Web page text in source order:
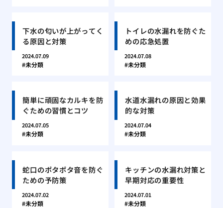
下水の匂いが上がってく
る原因と対策
2024.07.09
未分類
トイレの水漏れを防ぐた
めの応急処置
2024.07.08
未分類
簡単に頑固なカルキを防
ぐための習慣とコツ
2024.07.05
未分類
水道水漏れの原因と効果
的な対策
2024.07.04
未分類
蛇口のポタポタ音を防ぐ
ための予防策
2024.07.02
未分類
キッチンの水漏れ対策と
早期対応の重要性
2024.07.01
未分類